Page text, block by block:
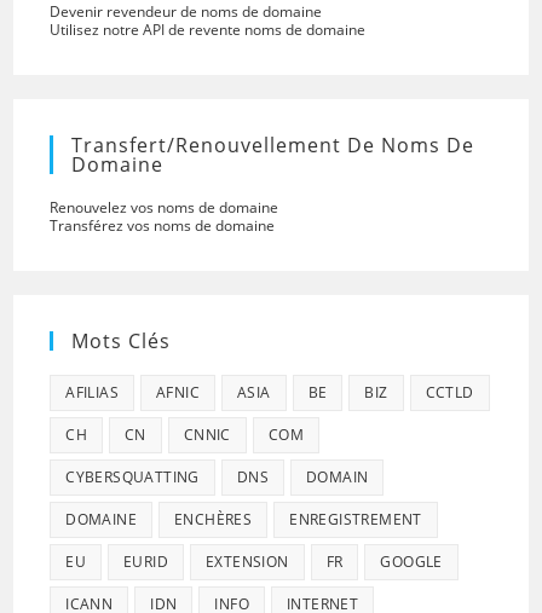
Devenir revendeur de noms de domaine
Utilisez notre API de revente noms de domaine
Transfert/renouvellement De Noms De
Domaine
Renouvelez vos noms de domaine
Transférez vos noms de domaine
Mots Clés
AFILIAS AFNIC ASIA BE BIZ CCTLD
CH CN CNNIC COM
CYBERSQUATTING DNS DOMAIN
DOMAINE ENCHÈRES ENREGISTREMENT
EU EURID EXTENSION FR GOOGLE
ICANN IDN INFO INTERNET